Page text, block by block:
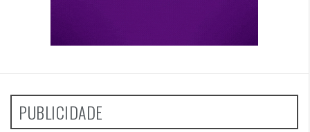
PUBLICIDADE